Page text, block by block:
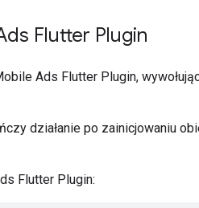
Flutter Plugin
Ads Flutter Plugin,
działanie po zainicjowaniu
Flutter Plugin: